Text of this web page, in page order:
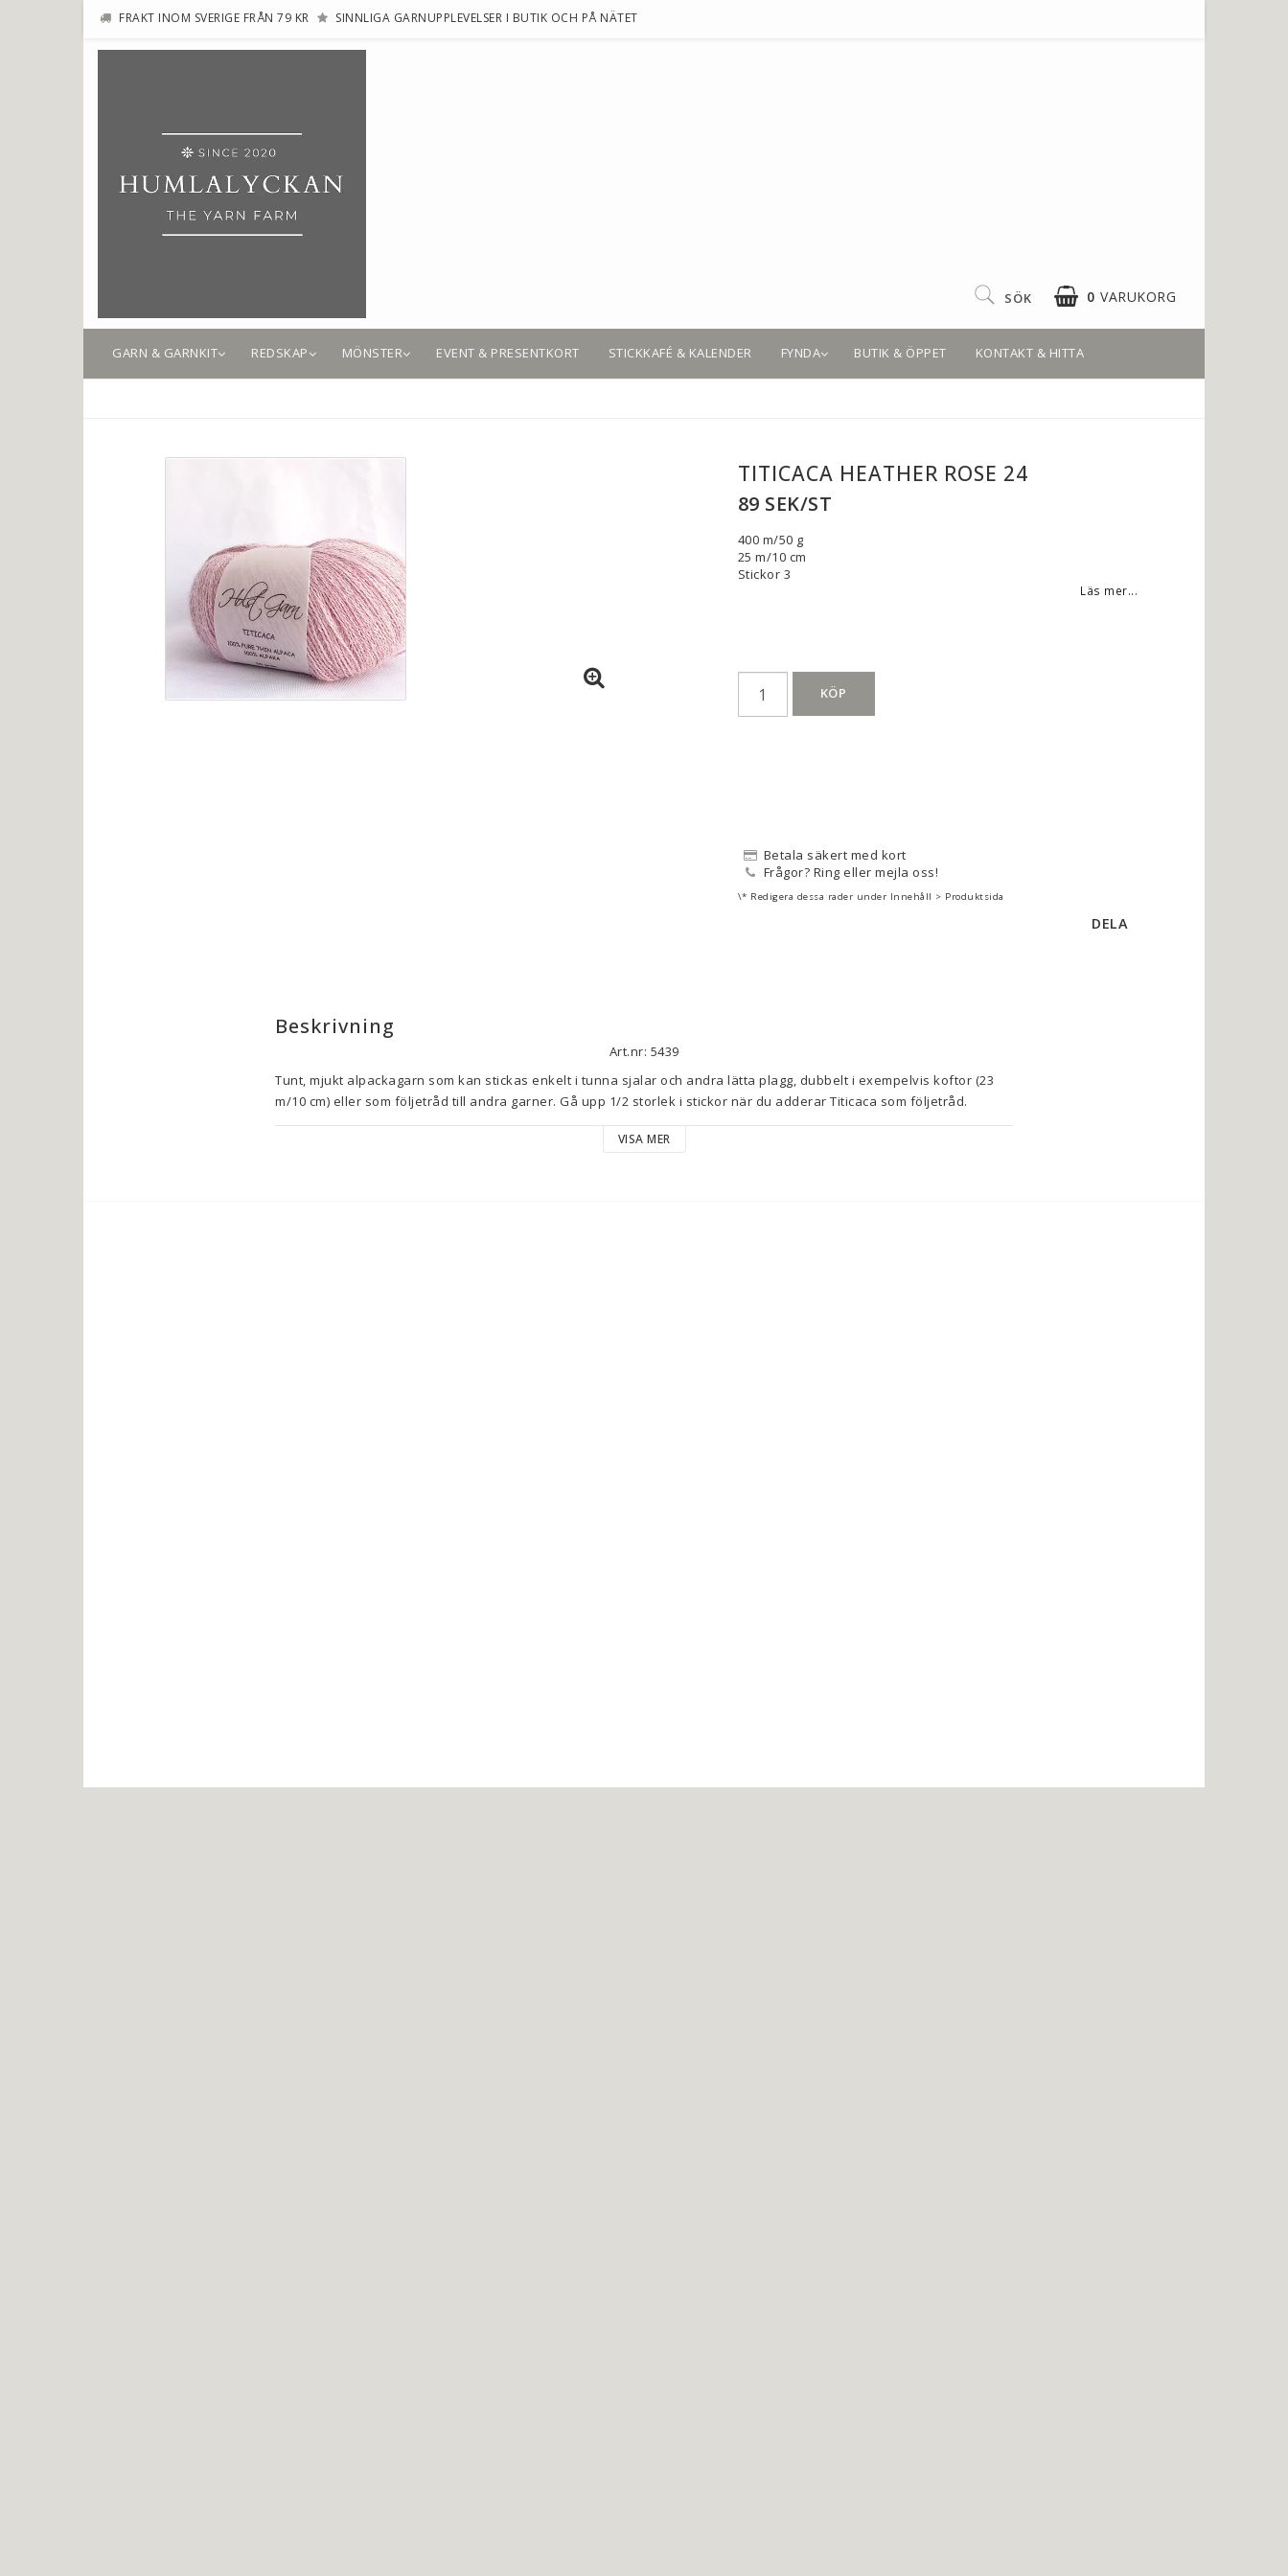
FRAKT INOM SVERIGE FRÅN 79 KR SINNLIGA GARNUPPLEVELSER I BUTIK OCH PÅ NÄTET
0 VARUKORG
SÖK
GARN & GARNKIT REDSKAP MÖNSTER EVENT & PRESENTKORT STICKKAFÉ & KALENDER FYNDA BUTIK & ÖPPET KONTAKT & HITTA
TITICACA HEATHER ROSE 24
89 SEK/ST
400 m/50 g
25 m/10 cm
Stickor 3
Läs mer...
KÖP
Betala säkert med kort
Frågor? Ring eller mejla oss!
\* Redigera dessa rader under Innehåll > Produktsida
DELA
Beskrivning
Art.nr: 5439
Tunt, mjukt alpackagarn som kan stickas enkelt i tunna sjalar och andra lätta plagg, dubbelt i exempelvis koftor (23
m/10 cm) eller som följetråd till andra garner. Gå upp 1/2 storlek i stickor när du adderar Titicaca som följetråd.
VISA MER